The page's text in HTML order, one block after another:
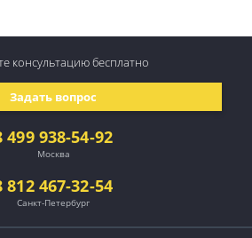
499 938-54-92
Москва
812 467-32-54
Санкт-Петербург
Задать вопрос
консультациюбесплатно